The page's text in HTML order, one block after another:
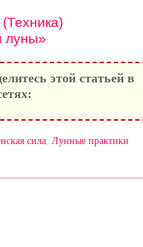
луны»
этой статьей в
сила Лунные практики